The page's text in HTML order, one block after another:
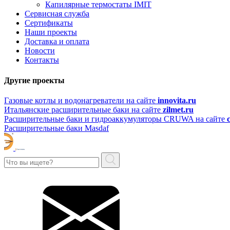
Капилярные термостаты IMIT
Сервисная служба
Сертификаты
Наши проекты
Доставка и оплата
Новости
Контакты
Другие проекты
Газовые котлы и водонагреватели на сайте innovita.ru
Итальянские расширительные баки на сайте zilmet.ru
Расширительные баки и гидроаккумуляторы CRUWA на сайте
Расширительные баки Masdaf